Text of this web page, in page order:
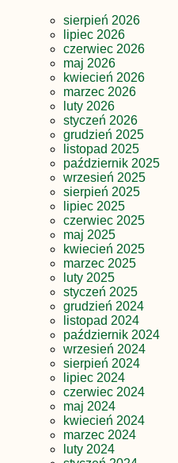
sierpień 2026
lipiec 2026
czerwiec 2026
maj 2026
kwiecień 2026
marzec 2026
luty 2026
styczeń 2026
grudzień 2025
listopad 2025
październik 2025
wrzesień 2025
sierpień 2025
lipiec 2025
czerwiec 2025
maj 2025
kwiecień 2025
marzec 2025
luty 2025
styczeń 2025
grudzień 2024
listopad 2024
październik 2024
wrzesień 2024
sierpień 2024
lipiec 2024
czerwiec 2024
maj 2024
kwiecień 2024
marzec 2024
luty 2024